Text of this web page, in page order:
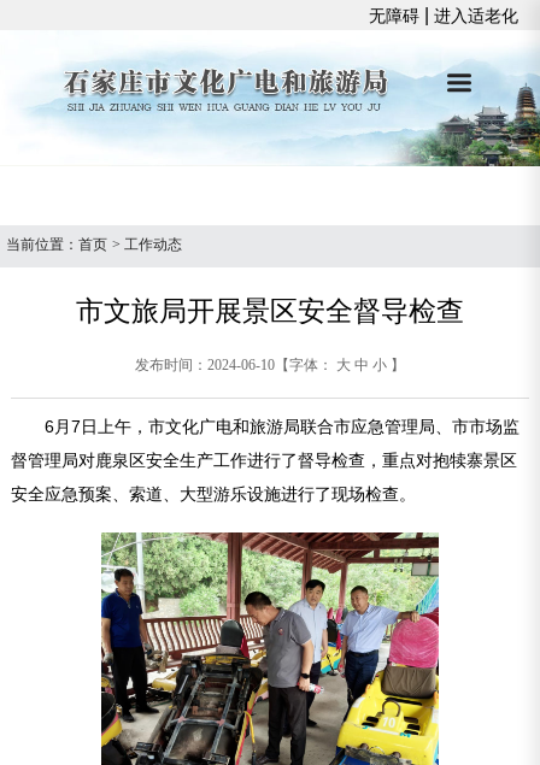
无障碍 |进入适老化
当前位置：首页 > 工作动态
市文旅局开展景区安全督导检查
发布时间：2024-06-10 【字体： 大 中 小 】
6月7日上午，市文化广电和旅游局联合市应急管理局、市市场监
督管理局对鹿泉区安全生产工作进行了督导检查，重点对抱犊寨景区
安全应急预案、索道、大型游乐设施进行了现场检查。